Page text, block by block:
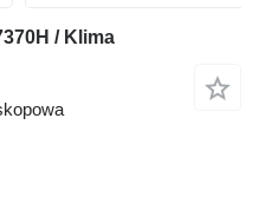
/ Klima